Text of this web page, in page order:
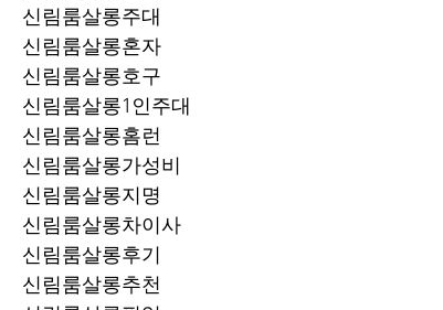
신림룸살롱주대
신림룸살롱혼자
신림룸살롱호구
신림룸살롱1인주대
신림룸살롱홈런
신림룸살롱가성비
신림룸살롱지명
신림룸살롱차이사
신림룸살롱후기
신림룸살롱추천